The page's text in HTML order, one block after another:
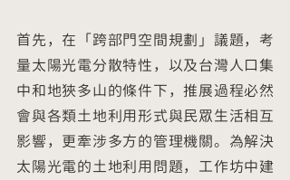
首先，在「跨部門空間規劃」議題，考
量太陽光電分散特性，以及台灣人口集
中和地狹多山的條件下，推展過程必然
會與各類土地利用形式與民眾生活相互
影響，更牽涉多方的管理機關。為解決
太陽光電的土地利用問題，工作坊中建